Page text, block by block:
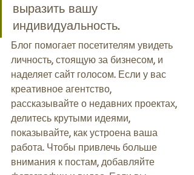
выразить вашу
индивидуальность.
Блог помогает посетителям увидеть
личность, стоящую за бизнесом, и
наделяет сайт голосом. Если у вас
креативное агентство,
рассказывайте о недавних проектах,
делитесь крутыми идеями,
показывайте, как устроена ваша
работа. Чтобы привлечь больше
внимания к постам, добавляйте